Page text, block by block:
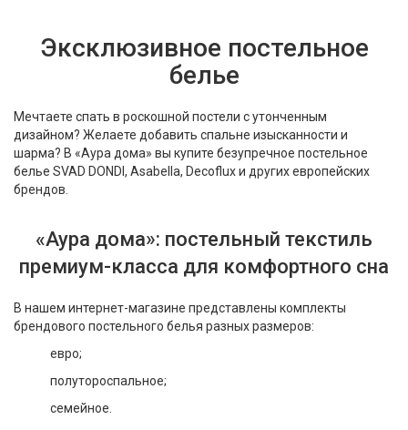
Фарфор
Бренды
Эксклюзивное постельное
белье
Мечтаете спать в роскошной постели с утонченным
дизайном? Желаете добавить спальне изысканности и
шарма? В «Аура дома» вы купите безупречное постельное
белье SVAD DONDI, Asabella, Decoflux и других европейских
брендов.
«Аура дома»: постельный текстиль
премиум-класса для комфортного сна
В нашем интернет-магазине представлены комплекты
брендового постельного белья разных размеров:
евро;
полутороспальное;
семейное.